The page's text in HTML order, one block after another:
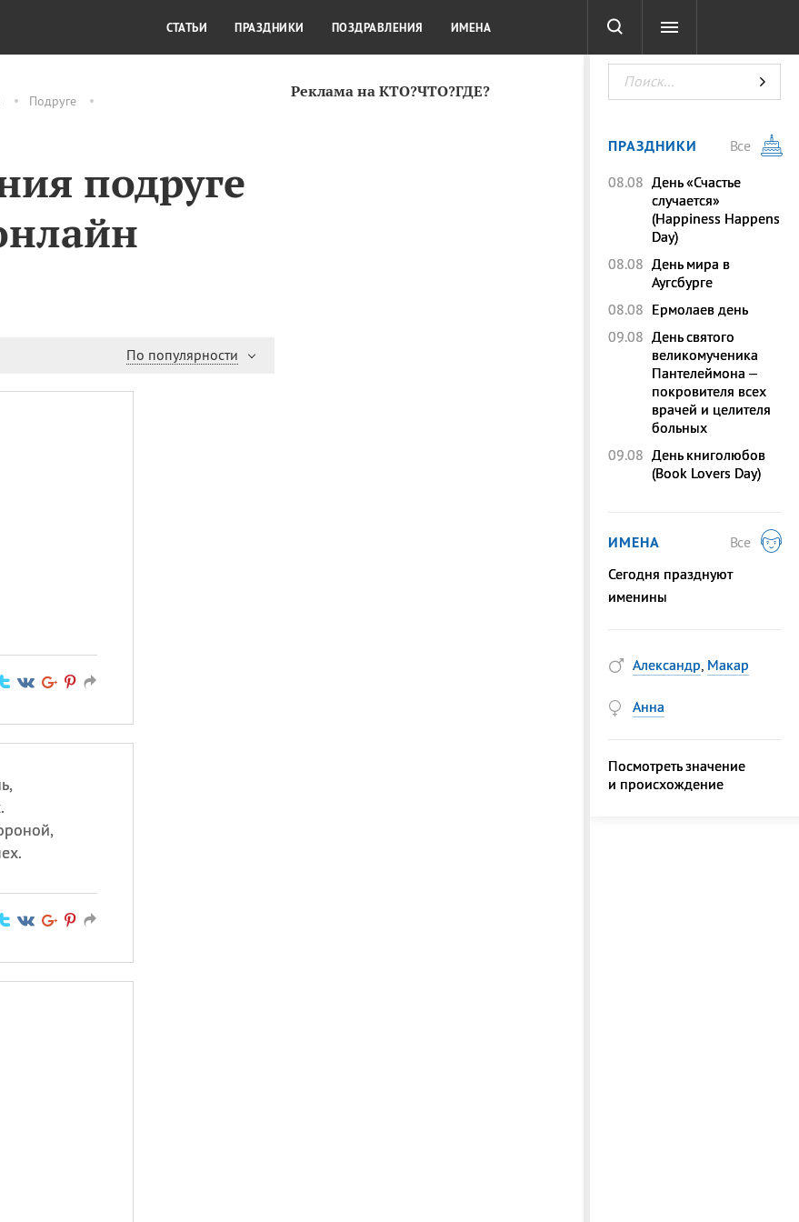
Подруге
подруге
По популярности
Реклама на КТО?ЧТО?ГДЕ?
КУЛЬТУРА КРАСОТА ТЕСТЫ
СТАТЬИ ПРАЗДНИКИ ПОЗДРАВЛЕНИЯ ИМЕНА
ПРАЗДНИКИ
Все
08.08 День «Счастье
случается»
(Happiness Happens
Day)
08.08 День мира в
Аугсбурге
08.08 Ермолаев день
09.08 День святого
великомученика
Пантелеймона –
покровителя всех
врачей и целителя
больных
09.08 День книголюбов
(Book Lovers Day)
ИМЕНА
Все
Сегодня празднуют
именины
Александр, Макар
Анна
Посмотреть значение
и происхождение